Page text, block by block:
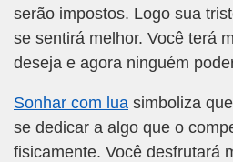
serão impostos. Logo sua
se sentirá melhor. Você terá
deseja e agora ninguém
Sonhar com lua simboliza
se dedicar a algo que o
fisicamente. Você desfrutará